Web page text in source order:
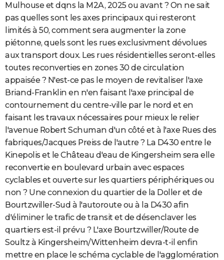
Mulhouse et dqns la M2A, 2025 ou avant ? On ne sait
pas quelles sont les axes principaux qui resteront
limités à 50, comment sera augmenter la zone
piétonne, quels sont les rues exclusivment dévolues
aux transport doux. Les rues résidentielles seront-elles
toutes reconverties en zones 30 de circulation
appaisée ? N'est-ce pas le moyen de revitaliser l'axe
Briand-Franklin en n'en faisant l'axe principal de
contournement du centre-ville par le nord et en
faisant les travaux nécessaires pour mieux le relier
l'avenue Robert Schuman d'un côté et à l'axe Rues des
fabriques/Jacques Preiss de l'autre ? La D430 entre le
Kinepolis et le Château d'eau de Kingersheim sera elle
reconvertie en boulevard urbain avec espaces
cyclables et ouverte sur les quartiers périphériques ou
non ? Une connexion du quartier de la Doller et de
Bourtzwiller-Sud à l'autoroute ou à la D430 afin
d'éliminer le trafic de transit et de désenclaver les
quartiers est-il prévu ? L'axe Bourtzwiller/Route de
Soultz à Kingersheim/Wittenheim devra-t-il enfin
mettre en place le schéma cyclable de l'agglomération